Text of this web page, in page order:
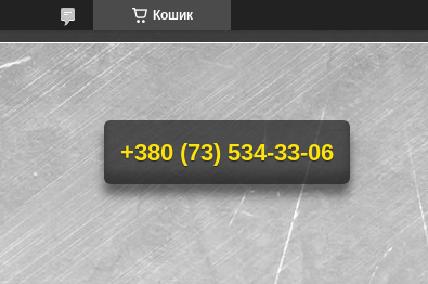
Кошик
+380 (73) 534-33-06